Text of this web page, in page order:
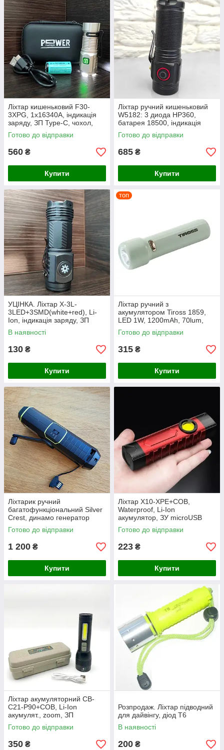
Ліхтар кишеньковий F30-
3XPG, 1х16340A, індикація
заряду, ЗП Type-C, чохол,
магніт, в кольорах
Готово до відправки
560 ₴
Купити
Ліхтар ручний кишеньковий
W5182: 3 диода HP360,
батарея 18500, індикація
заряду, магніт, ЗП Type-C
Готово до відправки
685 ₴
Купити
УЦІНКА. Ліхтар X-3L-
3LED+3SMD(white+red), Li-
Ion, індикація заряду, ЗП
Type-C, магніт
В наявності
130 ₴
Купити
топ
Ліхтар ручний з
акумулятором Tiross 1859,
LED 1W, 1200mAh, 70lum,
мікро USB
Готово до відправки
315 ₴
Купити
Ліхтарик ручний
багатофункціональний Silver
Crest, динамо генератор
радіо, сирена, USB,
Німеччина
Готово до відправки
1 200 ₴
Купити
Ліхтар X10-XPE+СОВ,
Waterproof, Li-Ion
акумулятор, ЗУ microUSB
Готово до відправки
223 ₴
Купити
Ліхтар акумуляторний CB-
C21-P90+COB, Li-Ion
акумулят., zoom, ЗП
microUSB, Box
Готово до відправки
350 ₴
Розпродаж. Ліхтар підводний
для дайвінгу, діод T6
В наявності
200 ₴